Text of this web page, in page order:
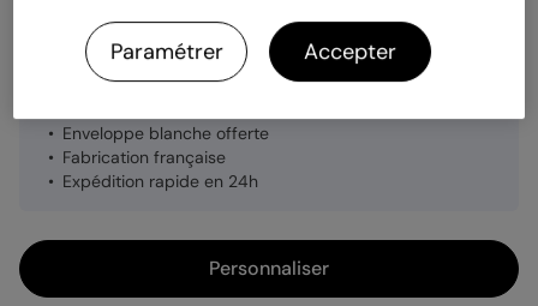
Enveloppe blanche offerte
Fabrication française
Expédition rapide en 24h
Personnaliser
Paramétrer Accepter